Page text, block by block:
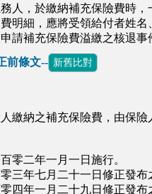
人，於繳納補充保險費時
明細，應將受領給付者姓
請補充保險費溢繳之核退
條文-- 新舊比對
繳納之補充保險費，由保險
零二年一月一日施行。
三年七月二十一日修正發布
四年一月二十九日修正發布